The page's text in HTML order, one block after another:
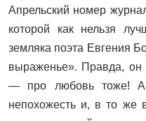
Апрельский номер
которой как нельзя
земляка поэта Евгения
выраженье». Правда,
— про любовь тоже!
непохожесть и, в то же